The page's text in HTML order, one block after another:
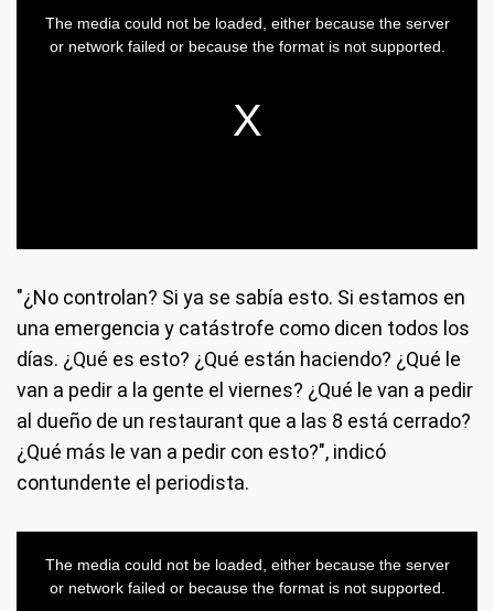
"¿No controlan? Si ya se sabía esto. Si estamos en
una emergencia y catástrofe como dicen todos los
días. ¿Qué es esto? ¿Qué están haciendo? ¿Qué le
van a pedir a la gente el viernes? ¿Qué le van a pedir
al dueño de un restaurant que a las 8 está cerrado?
¿Qué más le van a pedir con esto?", indicó
contundente el periodista.